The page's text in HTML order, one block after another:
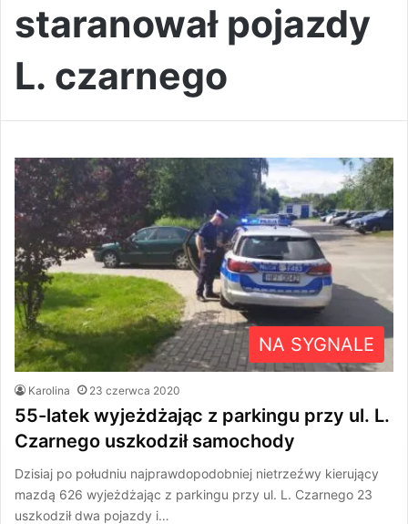
staranował pojazdy
L. czarnego
NA SYGNALE
Karolina 23 czerwca 2020
55-latek wyjeżdżając z parkingu przy ul. L.
Czarnego uszkodził samochody
Dzisiaj po południu najprawdopodobniej nietrzeźwy kierujący
mazdą 626 wyjeżdżając z parkingu przy ul. L. Czarnego 23
uszkodził dwa pojazdy i…